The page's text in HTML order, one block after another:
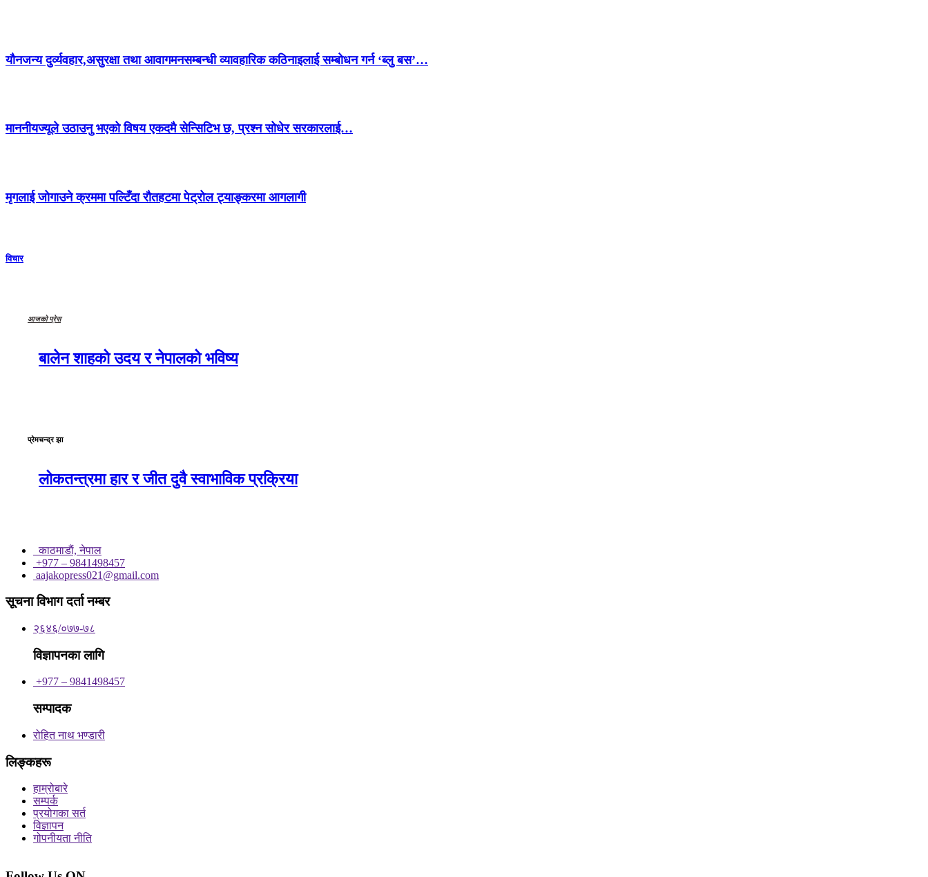
यौनजन्य दुर्व्यवहार,असुरक्षा तथा आवागमनसम्बन्धी व्यावहारिक कठिनाइलाई सम्बोधन गर्न ‘ब्लु बस’…
माननीयज्यूले उठाउनु भएको विषय एकदमै सेन्सिटिभ छ, प्रश्न सोधेर सरकारलाई…
मृगलाई जोगाउने क्रममा पल्टिँदा रौतहटमा पेट्रोल ट्याङ्करमा आगलागी
विचार
आजको प्रेस
बालेन शाहको उदय र नेपालको भविष्य
प्रेमचन्द्र झा
लोकतन्त्रमा हार र जीत दुवै स्वाभाविक प्रक्रिया
काठमाडाैं, नेपाल
+977 – 9841498457
aajakopress021@gmail.com
सूचना विभाग दर्ता नम्बर
२६४६/०७७-७८
विज्ञापनका लागि
+977 – 9841498457
सम्पादक
रोहित नाथ भण्डारी
लिङ्कहरू
हाम्रोबारे
सम्पर्क
प्रयोगका सर्त
विज्ञापन
गोपनीयता नीति